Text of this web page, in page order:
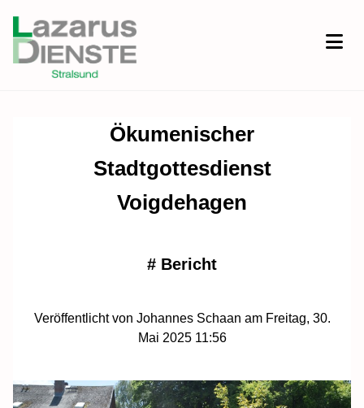
Ökumenischer
Stadtgottesdienst
Voigdehagen
# Bericht
Veröffentlicht von Johannes Schaan am Freitag, 30.
Mai 2025 11:56